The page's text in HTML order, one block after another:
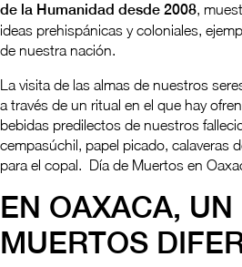
de la Humanidad desde 2008,
ideas prehispánicas y coloniales,
de nuestra nación.
La visita de las almas de nuestros
a través de un ritual en el que hay
bebidas predilectos de nuestros
cempasúchil, papel picado, calaveras
para el copal. Día de Muertos en
EN OAXACA, UN
MUERTOS